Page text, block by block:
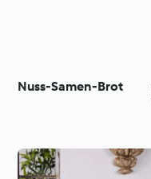
Nuss-Samen-Brot